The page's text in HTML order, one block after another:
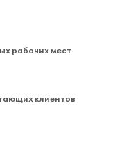
рабочих мест
клиентов